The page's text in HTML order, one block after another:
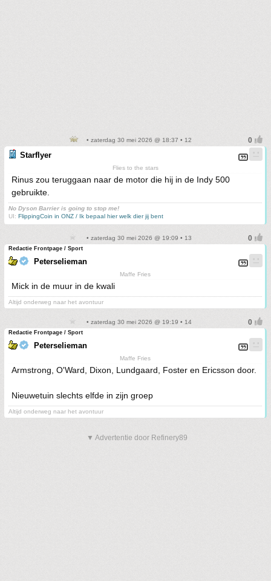
• zaterdag 30 mei 2026 @ 18:37 • 12
Starflyer
Flies to the stars
Rinus zou teruggaan naar de motor die hij in de Indy 500
gebruikte.
No Dyson Barrier is going to stop me!
UI: FlippingCoin in ONZ / Ik bepaal hier welk dier jij bent
• zaterdag 30 mei 2026 @ 19:09 • 13
Redactie Frontpage / Sport
Peterselieman
Maffe Fries
Mick in de muur in de kwali
Altijd onderweg naar het avontuur
• zaterdag 30 mei 2026 @ 19:19 • 14
Redactie Frontpage / Sport
Peterselieman
Maffe Fries
Armstrong, O'Ward, Dixon, Lundgaard, Foster en Ericsson door.
Nieuwetuin slechts elfde in zijn groep
Altijd onderweg naar het avontuur
▼ Advertentie door Refinery89